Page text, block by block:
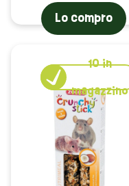
Lo compro
10in
magazzino